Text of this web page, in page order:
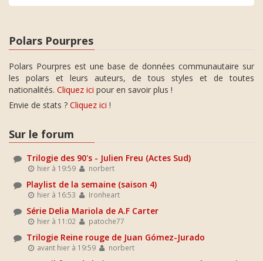
Polars Pourpres
Polars Pourpres est une base de données communautaire sur
les polars et leurs auteurs, de tous styles et de toutes
nationalités. Cliquez ici pour en savoir plus !
Envie de stats ? Cliquez ici !
Sur le forum
Trilogie des 90's - Julien Freu (Actes Sud)
hier à 19:59 norbert
Playlist de la semaine (saison 4)
hier à 16:53 Ironheart
Série Delia Mariola de A.F Carter
hier à 11:02 patoche77
Trilogie Reine rouge de Juan Gómez-Jurado
avant hier à 19:59 norbert